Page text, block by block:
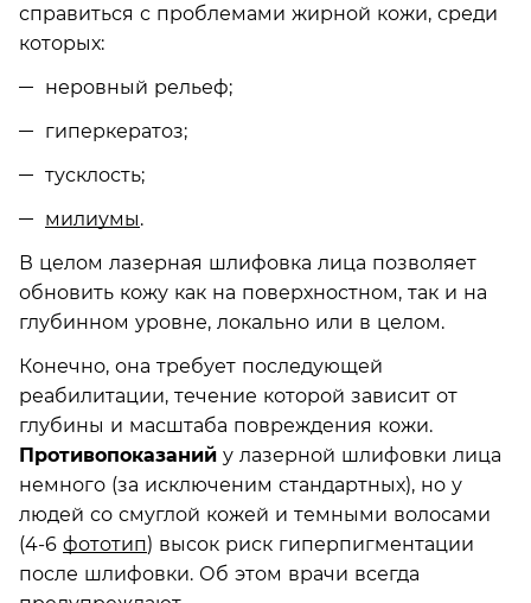
справиться с проблемами жирной кожи, среди
которых:
неровный рельеф;
гиперкератоз;
тусклость;
милиумы.
В целом лазерная шлифовка лица позволяет
обновить кожу как на поверхностном, так и на
глубинном уровне, локально или в целом.
Конечно, она требует последующей
реабилитации, течение которой зависит от
глубины и масштаба повреждения кожи.
Противопоказаний у лазерной шлифовки лица
немного (за исключеним стандартных), но у
людей со смуглой кожей и темными волосами
(4-6 фототип) высок риск гиперпигментации
после шлифовки. Об этом врачи всегда